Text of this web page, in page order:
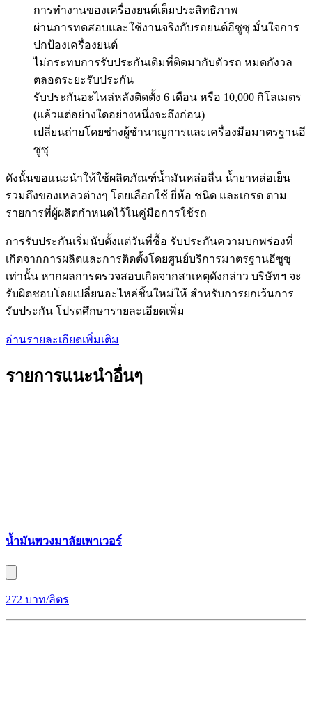
การทำงานของเครื่องยนต์เต็มประสิทธิภาพ
ผ่านการทดสอบและใช้งานจริงกับรถยนต์อีซูซุ มั่นใจการ
ปกป้องเครื่องยนต์
ไม่กระทบการรับประกันเดิมที่ติดมากับตัวรถ หมดกังวล
ตลอดระยะรับประกัน
รับประกันอะไหล่หลังติดตั้ง 6 เดือน หรือ 10,000 กิโลเมตร
(แล้วแต่อย่างใดอย่างหนึ่งจะถึงก่อน)
เปลี่ยนถ่ายโดยช่างผู้ชำนาญการและเครื่องมือมาตรฐานอี
ซูซุ
ดังนั้นขอแนะนำให้ใช้ผลิตภัณฑ์น้ำมันหล่อลื่น น้ำยาหล่อเย็น
รวมถึงของเหลวต่างๆ โดยเลือกใช้ ยี่ห้อ ชนิด และเกรด ตาม
รายการที่ผู้ผลิตกำหนดไว้ในคู่มือการใช้รถ
การรับประกันเริ่มนับตั้งแต่วันที่ซื้อ รับประกันความบกพร่องที่
เกิดจากการผลิตและการติดตั้งโดยศูนย์บริการมาตรฐานอีซูซุ
เท่านั้น หากผลการตรวจสอบเกิดจากสาเหตุดังกล่าว บริษัทฯ จะ
รับผิดชอบโดยเปลี่ยนอะไหล่ชิ้นใหม่ให้ สำหรับการยกเว้นการ
รับประกัน โปรดศึกษารายละเอียดเพิ่ม
อ่านรายละเอียดเพิ่มเติม
รายการแนะนำอื่นๆ
น้ำมันพวงมาลัยเพาเวอร์
272 บาท/ลิตร